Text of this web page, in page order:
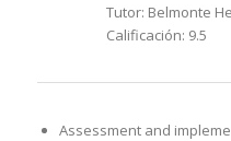
Tutor: Belmonte
Calificación: 9.5
Assessment and